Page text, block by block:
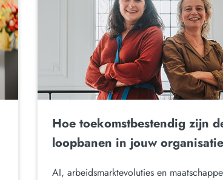
Hoe toekomstbestendig zijn
loopbanen in jouw
AI, arbeidsmarktevoluties en